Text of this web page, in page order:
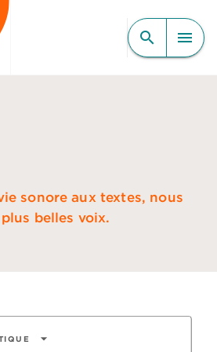
CONTENU
search menu
sonore aux textes, nous
belles voix.
arrow_drop_down